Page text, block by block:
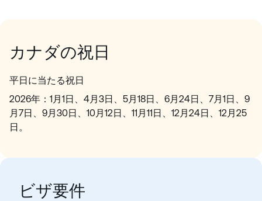
カナダの祝日
平日に当たる祝日
2026年：1月1日、4月3日、5月18日、6月24日、7月1日、9
月7日、9月30日、10月12日、11月11日、12月24日、12月25
日。
ビザ要件